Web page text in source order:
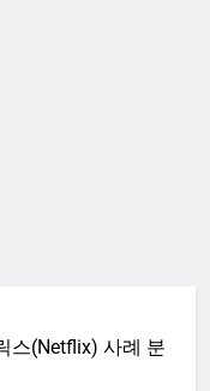
스(Netflix) 사례 분